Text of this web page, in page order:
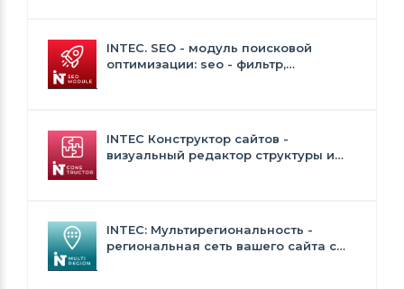
INTEC. SEO - модуль поисковой
оптимизации: seo - фильтр,
INTEC Конструктор сайтов -
визуальный редактор структуры и
INTEC: Мультирегиональность -
региональная сеть вашего сайта с